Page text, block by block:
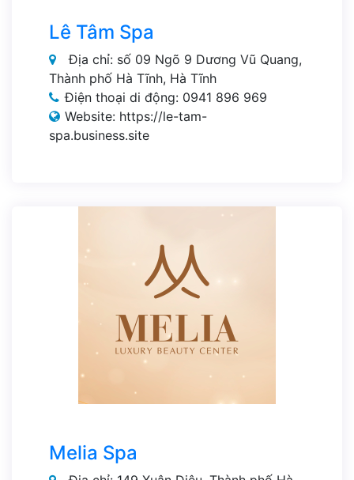
Lê Tâm Spa
Địa chỉ: số 09 Ngõ 9 Dương Vũ Quang,
Thành phố Hà Tĩnh, Hà Tĩnh
Điện thoại di động: 0941 896 969
Website: https://le-tam-
spa.business.site
Melia Spa